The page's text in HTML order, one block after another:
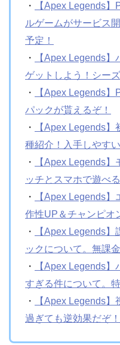
・
【Apex Legends
ルゲームがサービス
予定！
・
【Apex Legends
ゲットしよう！シー
・
【Apex Legends
パックが貰えるぞ！
・
【Apex Legends
種紹介！入手しやすい
・
【Apex Legends
ッチとスマホで遊べ
・
【Apex Legends
作性UP＆チャンピオ
・
【Apex Legends
ックについて。無課
・
【Apex Legends
すぎる件について。
・
【Apex Legends
過ぎても逆効果だぞ！